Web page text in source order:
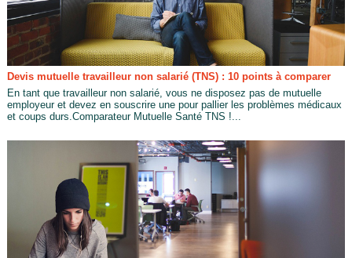
Devis mutuelle travailleur non salarié (TNS) : 10 points à comparer
En tant que travailleur non salarié, vous ne disposez pas de mutuelle
employeur et devez en souscrire une pour pallier les problèmes médicaux
et coups durs.Comparateur Mutuelle Santé TNS !...